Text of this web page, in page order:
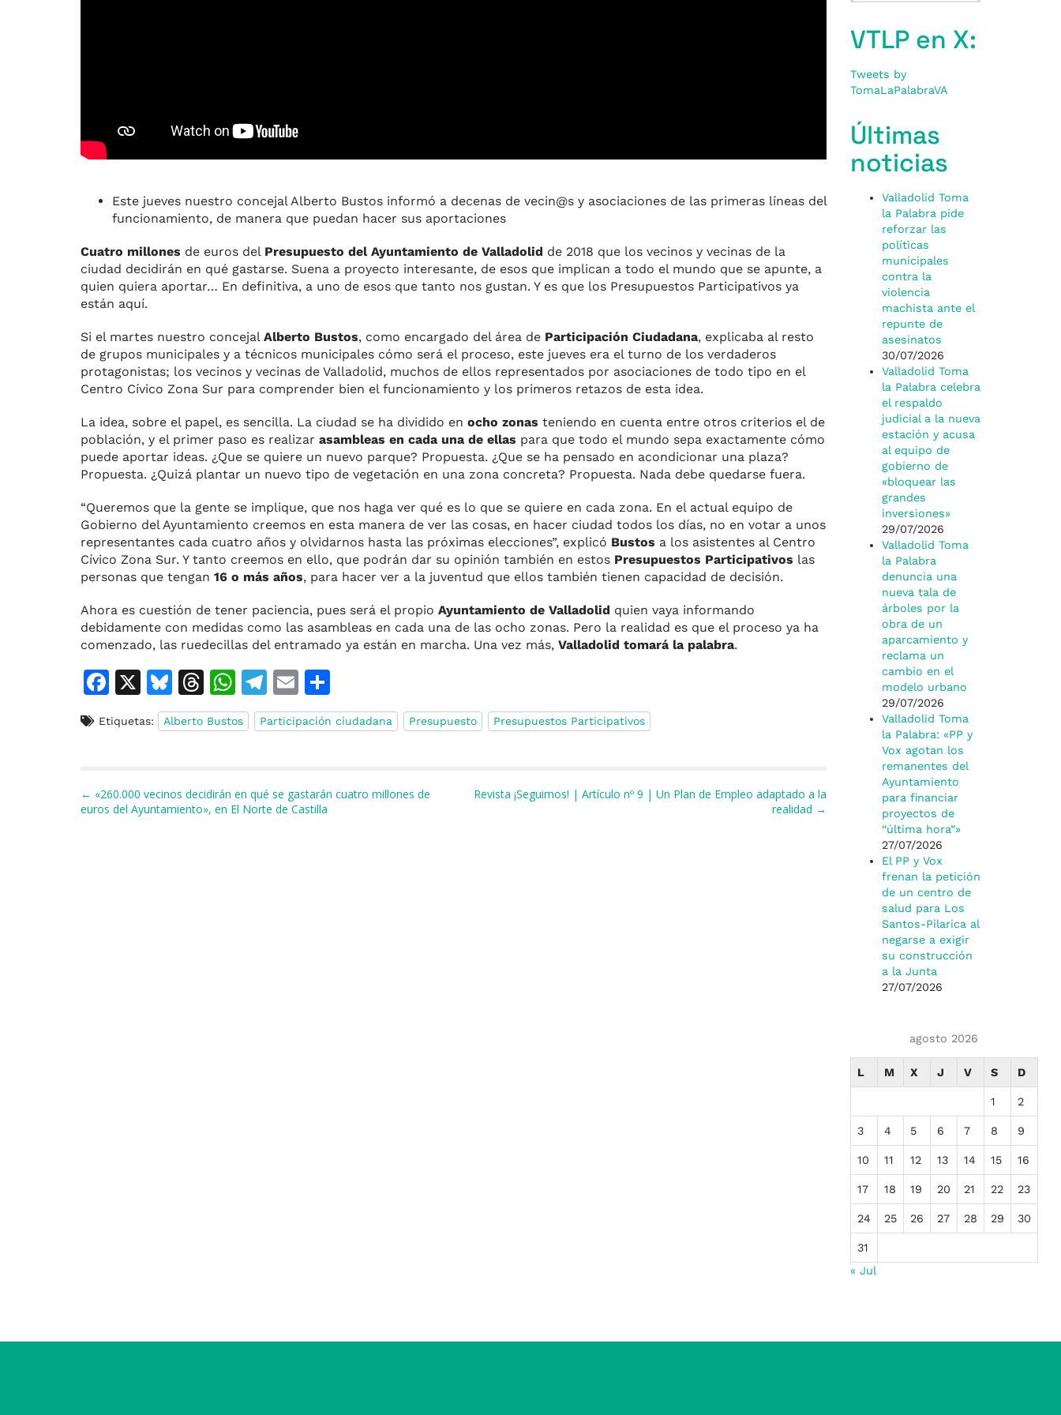
Este jueves nuestro concejal Alberto Bustos informó a decenas de vecin@s y asociaciones de las primeras líneas del
funcionamiento, de manera que puedan hacer sus aportaciones
Cuatro millones de euros del Presupuesto del Ayuntamiento de Valladolid de 2018 que los vecinos y vecinas de la
ciudad decidirán en qué gastarse. Suena a proyecto interesante, de esos que implican a todo el mundo que se apunte, a
quien quiera aportar… En definitiva, a uno de esos que tanto nos gustan. Y es que los Presupuestos Participativos ya
están aquí.
Si el martes nuestro concejal Alberto Bustos, como encargado del área de Participación Ciudadana, explicaba al resto
de grupos municipales y a técnicos municipales cómo será el proceso, este jueves era el turno de los verdaderos
protagonistas; los vecinos y vecinas de Valladolid, muchos de ellos representados por asociaciones de todo tipo en el
Centro Cívico Zona Sur para comprender bien el funcionamiento y los primeros retazos de esta idea.
La idea, sobre el papel, es sencilla. La ciudad se ha dividido en ocho zonas teniendo en cuenta entre otros criterios el de
población, y el primer paso es realizar asambleas en cada una de ellas para que todo el mundo sepa exactamente cómo
puede aportar ideas. ¿Que se quiere un nuevo parque? Propuesta. ¿Que se ha pensado en acondicionar una plaza?
Propuesta. ¿Quizá plantar un nuevo tipo de vegetación en una zona concreta? Propuesta. Nada debe quedarse fuera.
“Queremos que la gente se implique, que nos haga ver qué es lo que se quiere en cada zona. En el actual equipo de
Gobierno del Ayuntamiento creemos en esta manera de ver las cosas, en hacer ciudad todos los días, no en votar a unos
representantes cada cuatro años y olvidarnos hasta las próximas elecciones”, explicó Bustos a los asistentes al Centro
Cívico Zona Sur. Y tanto creemos en ello, que podrán dar su opinión también en estos Presupuestos Participativos las
personas que tengan 16 o más años, para hacer ver a la juventud que ellos también tienen capacidad de decisión.
Ahora es cuestión de tener paciencia, pues será el propio Ayuntamiento de Valladolid quien vaya informando
debidamente con medidas como las asambleas en cada una de las ocho zonas. Pero la realidad es que el proceso ya ha
comenzado, las ruedecillas del entramado ya están en marcha. Una vez más, Valladolid tomará la palabra.
F
c
b
o
X
Bl
u
e
y
T
h
re
d
s
W
h
at
p
T
el
e
a
m
E
m
ai
o
m
ti
Etiquetas: Alberto Bustos Participación ciudadana Presupuesto Presupuestos Participativos
Navegación de entradas
← «260.000 vecinos decidirán en qué se gastarán cuatro millones de
euros del Ayuntamiento», en El Norte de Castilla
Revista ¡Seguimos! | Artículo nº 9 | Un Plan de Empleo adaptado a la
realidad →
VTLP en X:
Tweets by
TomaLaPalabraVA
Últimas
noticias
Valladolid Toma
la Palabra pide
reforzar las
políticas
municipales
contra la
violencia
machista ante el
repunte de
asesinatos
30/07/2026
Valladolid Toma
la Palabra celebra
el respaldo
judicial a la nueva
estación y acusa
al equipo de
gobierno de
«bloquear las
grandes
inversiones»
29/07/2026
Valladolid Toma
la Palabra
denuncia una
nueva tala de
árboles por la
obra de un
aparcamiento y
reclama un
cambio en el
modelo urbano
29/07/2026
Valladolid Toma
la Palabra: «PP y
Vox agotan los
remanentes del
Ayuntamiento
para financiar
proyectos de
“última hora”»
27/07/2026
El PP y Vox
frenan la petición
de un centro de
salud para Los
Santos-Pilarica al
negarse a exigir
su construcción
a la Junta
27/07/2026
agosto 2026
L M X J V S D
1 2
3 4 5 6 7 8 9
10 11 12 13 14 15 16
17 18 19 20 21 22 23
24 25 26 27 28 29 30
31
« Jul